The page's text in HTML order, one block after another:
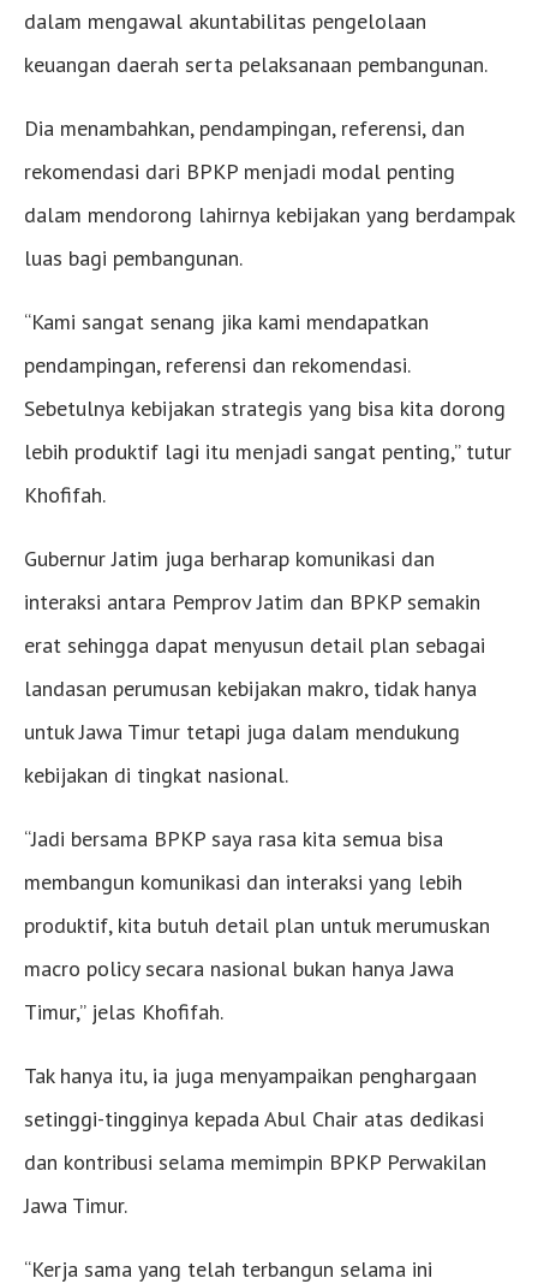
dalam mengawal akuntabilitas pengelolaan
keuangan daerah serta pelaksanaan pembangunan.
Dia menambahkan, pendampingan, referensi, dan
rekomendasi dari BPKP menjadi modal penting
dalam mendorong lahirnya kebijakan yang berdampak
luas bagi pembangunan.
“Kami sangat senang jika kami mendapatkan
pendampingan, referensi dan rekomendasi.
Sebetulnya kebijakan strategis yang bisa kita dorong
lebih produktif lagi itu menjadi sangat penting,” tutur
Khofifah.
Gubernur Jatim juga berharap komunikasi dan
interaksi antara Pemprov Jatim dan BPKP semakin
erat sehingga dapat menyusun detail plan sebagai
landasan perumusan kebijakan makro, tidak hanya
untuk Jawa Timur tetapi juga dalam mendukung
kebijakan di tingkat nasional.
“Jadi bersama BPKP saya rasa kita semua bisa
membangun komunikasi dan interaksi yang lebih
produktif, kita butuh detail plan untuk merumuskan
macro policy secara nasional bukan hanya Jawa
Timur,” jelas Khofifah.
Tak hanya itu, ia juga menyampaikan penghargaan
setinggi-tingginya kepada Abul Chair atas dedikasi
dan kontribusi selama memimpin BPKP Perwakilan
Jawa Timur.
“Kerja sama yang telah terbangun selama ini